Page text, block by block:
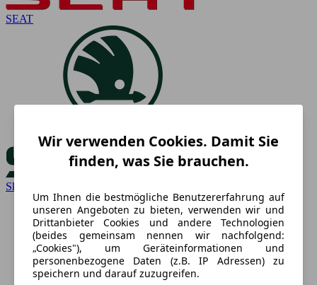
SEAT
Skoda
Wir verwenden Cookies. Damit Sie
finden, was Sie brauchen.
Um Ihnen die bestmögliche Benutzererfahrung auf
unseren Angeboten zu bieten, verwenden wir und
Drittanbieter Cookies und andere Technologien
(beides gemeinsam nennen wir nachfolgend:
„Cookies"), um Geräteinformationen und
personenbezogene Daten (z.B. IP Adressen) zu
speichern und darauf zuzugreifen.